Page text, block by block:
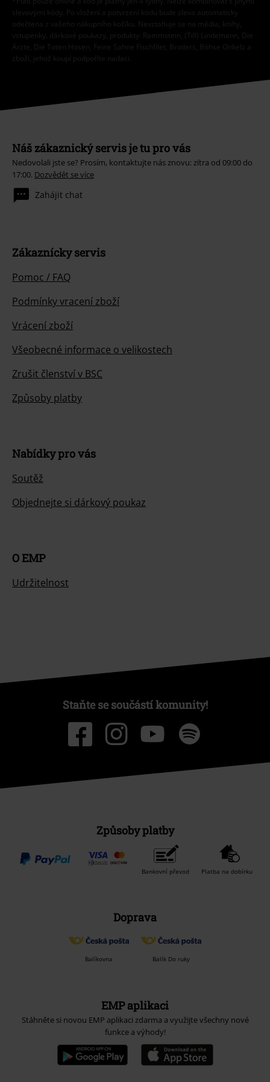
slevovými kódy. Po vložení a potvrzení kódu bude sleva automaticky
odečtena z vašeho nákupního košíku. Nevztahuje se na média, knihy,
vstupenky, dárkové poukazy, produkty: Rammstein, (Till) Lindemann, Die
Ärzte, Die Toten Hosen, Feine Sahne Fischfilet, Broilers, Böhse Onkelz a
zboží, jehož koupí podpoříte nadaci.
Náš zákaznický servis je tu pro vás
Nedovolali jste se? Prosím, kontaktujte nás znovu: zítra od 09:00 do
17:00. Dozvědět se více
Zahájit chat
Zákaznícky servis
Pomoc / FAQ
Podmínky vracení zboží
Vrácení zboží
Všeobecné informace o velikostech
Zrušit členství v BSC
Způsoby platby
Nabídky pro vás
Soutěž
Objednejte si dárkový poukaz
O EMP
Udržitelnost
Staňte se součástí komunity!
Způsoby platby
Bankovní převod Platba na dobírku
Doprava
Balíkovna Balík Do ruky
EMP aplikaci
Stáhněte si novou EMP aplikaci zdarma a využijte všechny nové
funkce a výhody!